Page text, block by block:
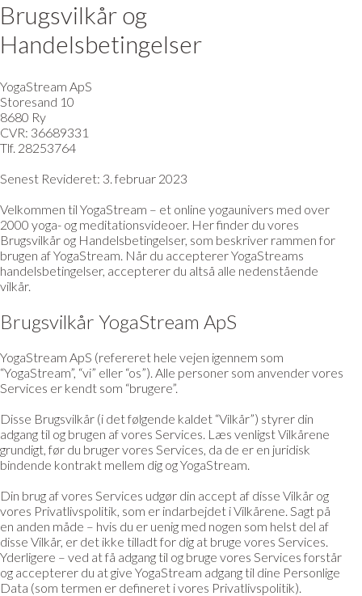
Brugsvilkår og
Handelsbetingelser
YogaStream ApS
Storesand 10
8680 Ry
CVR: 36689331
Tlf. 28253764
Senest Revideret: 3. februar 2023
Velkommen til YogaStream – et online yogaunivers med over
2000 yoga- og meditationsvideoer. Her finder du vores
Brugsvilkår og Handelsbetingelser, som beskriver rammen for
brugen af YogaStream. Når du accepterer YogaStreams
handelsbetingelser, accepterer du altså alle nedenstående
vilkår.
Brugsvilkår YogaStream ApS
YogaStream ApS (refereret hele vejen igennem som
“YogaStream”, “vi” eller “os”). Alle personer som anvender vores
Services er kendt som “brugere”.
Disse Brugsvilkår (i det følgende kaldet “Vilkår”) styrer din
adgang til og brugen af vores Services. Læs venligst Vilkårene
grundigt, før du bruger vores Services, da de er en juridisk
bindende kontrakt mellem dig og YogaStream.
Din brug af vores Services udgør din accept af disse Vilkår og
vores Privatlivspolitik, som er indarbejdet i Vilkårene. Sagt på
en anden måde – hvis du er uenig med nogen som helst del af
disse Vilkår, er det ikke tilladt for dig at bruge vores Services.
Yderligere – ved at få adgang til og bruge vores Services forstår
og accepterer du at give YogaStream adgang til dine Personlige
Data (som termen er defineret i vores Privatlivspolitik).